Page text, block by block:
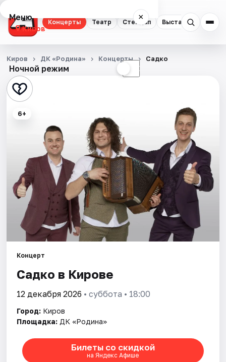
Концерты Театр Стендап Выставки
Меню ×
Киров
Концерты
Театр
Стендап
Выставки
Экскурсии
Спорт
События
Города
Площадки
Артисты
Рейтинги
Ночной режим ☾
Киров ДК «Родина» Концерты Садко
6+
Концерт
Садко в Кирове
12 декабря 2026 • суббота • 18:00
Город: Киров
Площадка: ДК «Родина»
Билеты со скидкой
на Яндекс Афише